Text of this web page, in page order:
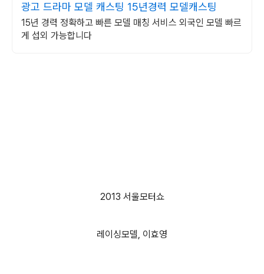
광고 드라마 모델 캐스팅 15년경력 모델캐스팅
15년 경력 정확하고 빠른 모델 매칭 서비스 외국인 모델 빠르
게 섭외 가능합니다
2013 서울모터쇼
레이싱모델, 이효영